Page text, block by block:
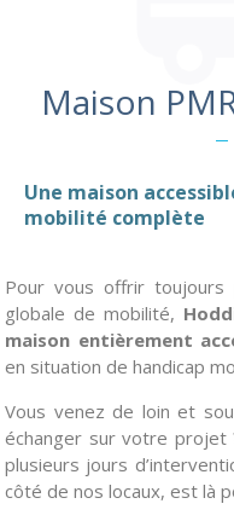
Maison
Une maison
mobilité complète
Pour vous offrir
globale de mobilité,
maison entièrement
en situation de handicap
Vous venez de loin et
échanger sur votre projet
plusieurs jours
côté de nos locaux, est là